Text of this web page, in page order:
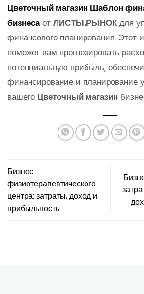
Цветочный магазин Шаблон
бизнесаот ЛИСТЫ.РЫНОКдля
финансового планирования. Этот
поможет вам прогнозировать
потенциальную прибыль,
финансирование и планирование
вашего Цветочный магазин
Бизнес
физиотерапевтического
центра: затраты, доход и
прибыльность